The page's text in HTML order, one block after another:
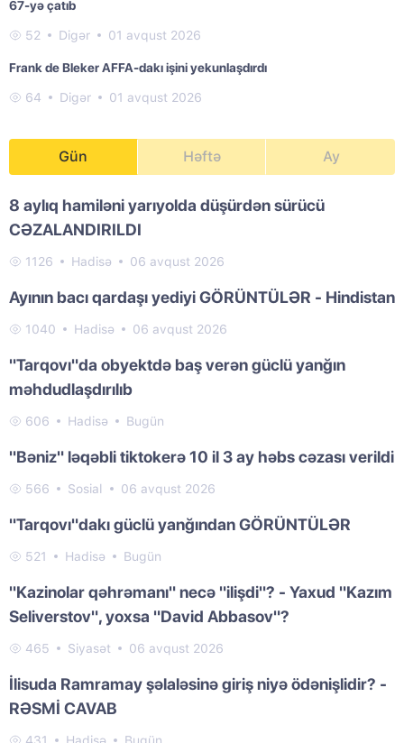
67-yə çatıb
52 Digər 01 avqust 2026
Frank de Bleker AFFA-dakı işini yekunlaşdırdı
64 Digər 01 avqust 2026
Gün Həftə Ay
8 aylıq hamiləni yarıyolda düşürdən sürücü
CƏZALANDIRILDI
1126 Hadisə 06 avqust 2026
Ayının bacı qardaşı yediyi GÖRÜNTÜLƏR - Hindistan
1040 Hadisə 06 avqust 2026
"Tarqovı"da obyektdə baş verən güclü yanğın
məhdudlaşdırılıb
606 Hadisə Bugün
"Bəniz" ləqəbli tiktokerə 10 il 3 ay həbs cəzası verildi
566 Sosial 06 avqust 2026
"Tarqovı"dakı güclü yanğından GÖRÜNTÜLƏR
521 Hadisə Bugün
"Kazinolar qəhrəmanı" necə "ilişdi"? - Yaxud "Kazım
Seliverstov", yoxsa "David Abbasov"?
465 Siyasət 06 avqust 2026
İlisuda Ramramay şəlaləsinə giriş niyə ödənişlidir? -
RƏSMİ CAVAB